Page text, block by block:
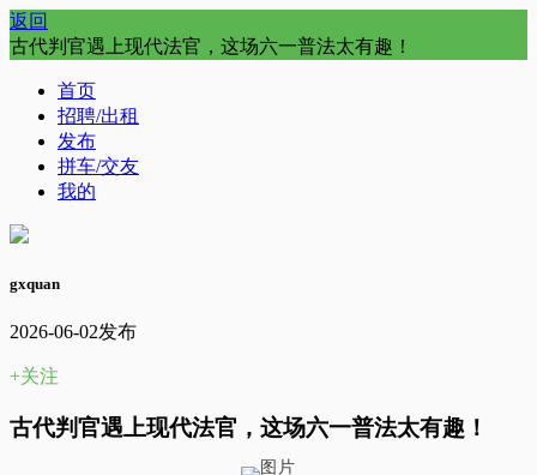
返回
古代判官遇上现代法官，这场六一普法太有趣！
首页
招聘/出租
发布
拼车/交友
我的
gxquan
2026-06-02发布
+关注
古代判官遇上现代法官，这场六一普法太有趣！